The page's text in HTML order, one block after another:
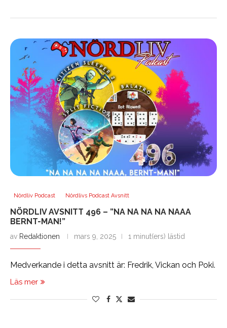
Nördliv Podcast Nördlivs Podcast Avsnitt
NÖRDLIV AVSNITT 496 – ”NA NA NA NA NAAA
BERNT-MAN!”
av Redaktionen mars 9, 2025 1 minut(ers) lästid
Medverkande i detta avsnitt är: Fredrik, Vickan och Poki.
Läs mer